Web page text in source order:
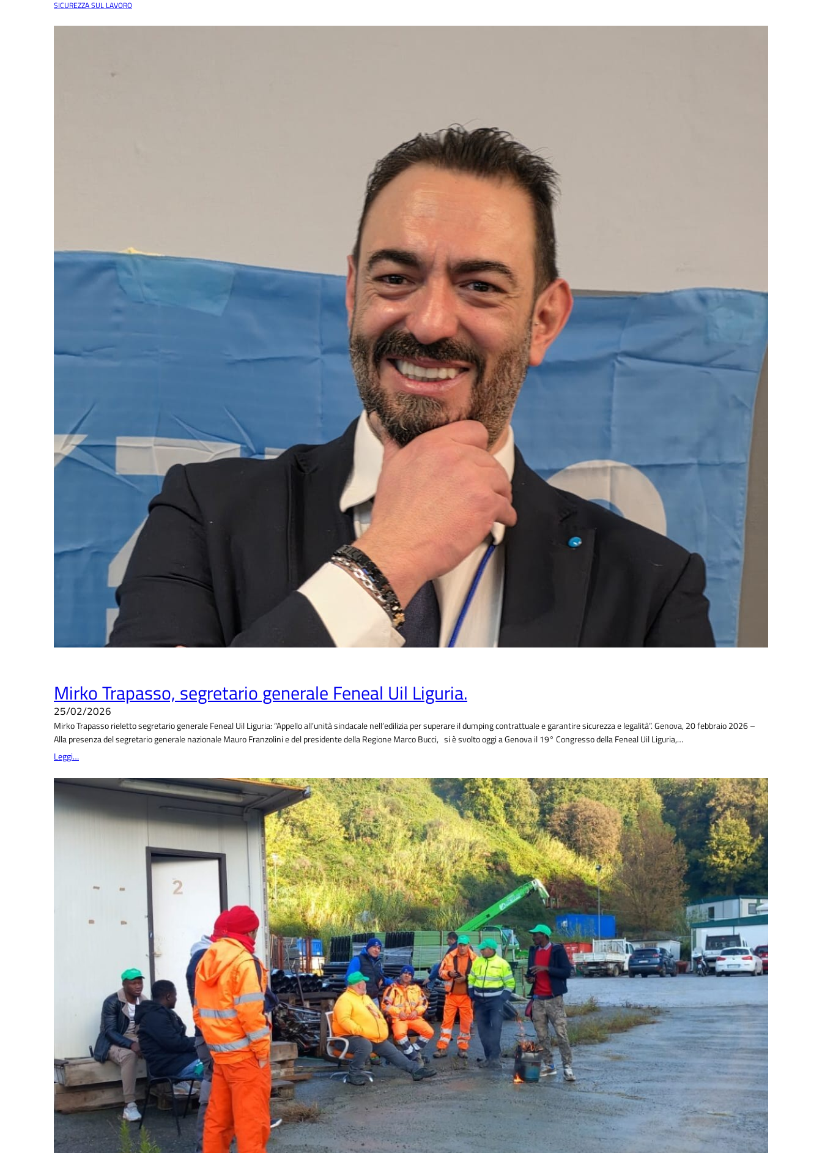
SICUREZZA SUL LAVORO
Mirko Trapasso, segretario generale Feneal Uil Liguria.
25/02/2026
Mirko Trapasso rieletto segretario generale Feneal Uil Liguria: “Appello all’unità sindacale nell’edilizia per superare il dumping contrattuale e garantire sicurezza e legalità”. Genova, 20 febbraio 2026 –
Alla presenza del segretario generale nazionale Mauro Franzolini e del presidente della Regione Marco Bucci, si è svolto oggi a Genova il 19° Congresso della Feneal Uil Liguria,…
Leggi…